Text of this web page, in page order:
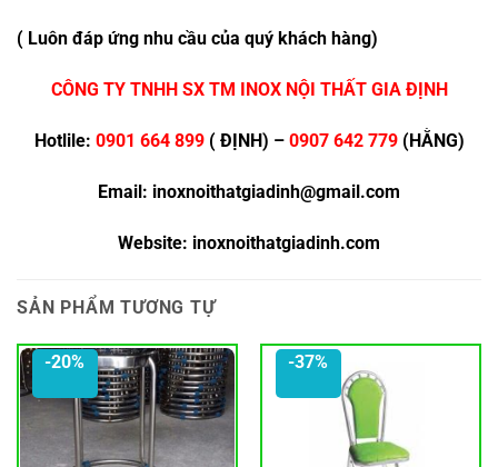
( Luôn đáp ứng nhu cầu của quý khách hàng)
CÔNG TY TNHH SX TM INOX NỘI THẤT GIA ĐỊNH
Hotlile: 0901 664 899( ĐỊNH) – 0907 642 779 (HẰNG)
Email: inoxnoithatgiadinh@gmail.com
Website: inoxnoithatgiadinh.com
SẢN PHẨM TƯƠNG TỰ
-20% -37%